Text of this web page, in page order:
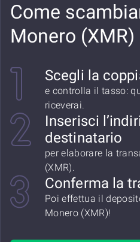
Come
Monero (XMR)
Scegli la
e controlla il tasso:
riceverai.
Inserisci
destinatario
per elaborare la
(XMR).
Conferma la
Poi effettua il
Monero (XMR)!